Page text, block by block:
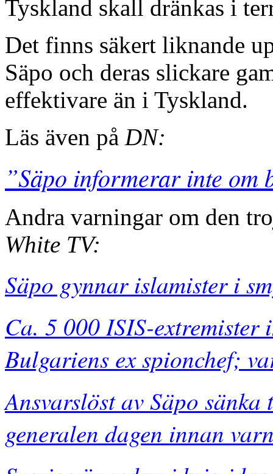
Tyskland skall dränkas i
Det finns säkert liknande
Säpo och deras slickare
effektivare än i Tyskland.
Läs även på DN:
”Säpo informerar inte
Andra varningar om den
White TV:
Säpo gynnar islamister i
Ca. 5 000 ISIS-
Bulgariens ex spionchef;
Ansvarslöst av Säpo
generalen dagen innan